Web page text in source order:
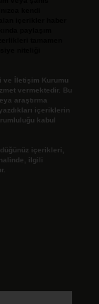
ve İletişim Kurumu
vermektedir. Bu
araştırma
içeriklerin
kabul
içerikleri,
ilgili